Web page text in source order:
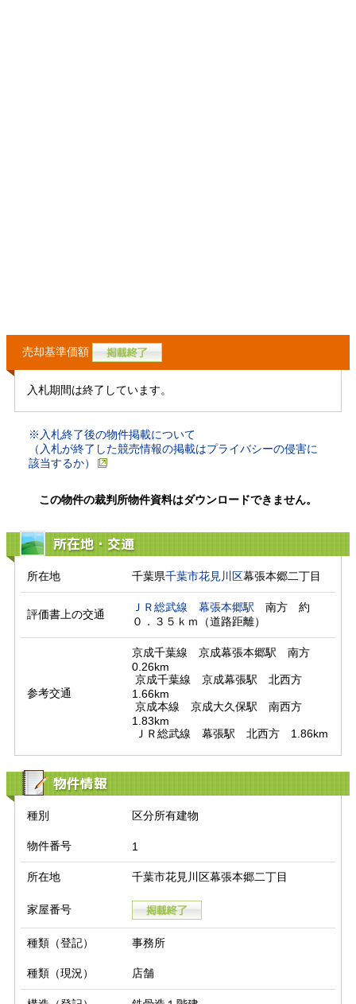
売却基準価額
入札期間は終了しています。
※入札終了後の物件掲載について
（入札が終了した競売情報の掲載はプライバシーの侵害に
該当するか）
この物件の裁判所物件資料はダウンロードできません。
所在地・交通
所在地 千葉県千葉市花見川区幕張本郷二丁目
評価書上の交通
ＪＲ総武線 幕張本郷駅 南方　約
０．３５ｋｍ（道路距離）
参考交通
京成千葉線　京成幕張本郷駅　南方
0.26km
1.66km
1.83km
ＪＲ総武線　幕張駅　北西方　1.86km
物件情報
種別 区分所有建物
物件番号 1
所在地 千葉市花見川区幕張本郷二丁目
家屋番号
種類（登記） 事務所
種類（現況） 店舗